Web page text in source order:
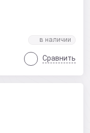
Сравнить